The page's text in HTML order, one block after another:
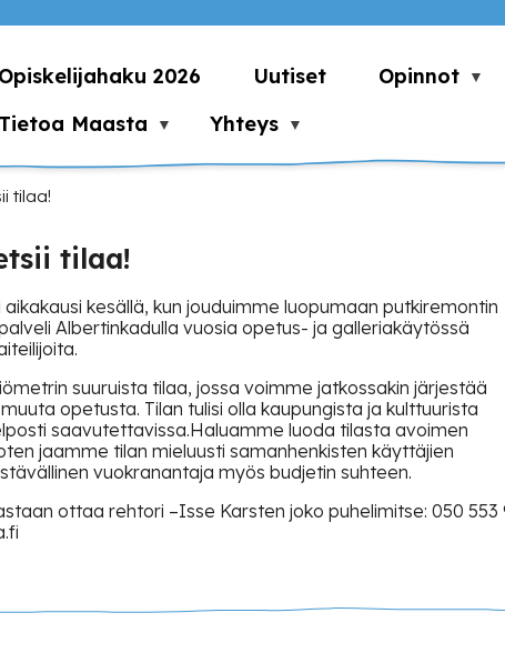
Opiskelijahaku 2026 Uutiset
Opinnot
Tietoa Maasta
Yhteys
tilaa!
tilaa!
aikakausi kesällä, kun jouduimme luopumaan putkiremontin
Albertinkadulla vuosia opetus- ja galleriakäytössä
suuruista tilaa, jossa voimme jatkossakin järjestää
opetusta. Tilan tulisi olla kaupungista ja kulttuurista
saavutettavissa.Haluamme luoda tilasta avoimen
jaamme tilan mieluusti samanhenkisten käyttäjien
vuokranantaja myös budjetin suhteen.
ottaa rehtori –Isse Karsten joko puhelimitse: 050